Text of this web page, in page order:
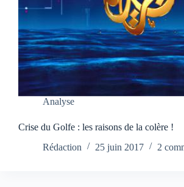
Analyse
Crise du Golfe : les raisons de la colère !
Rédaction
25 juin 2017 2